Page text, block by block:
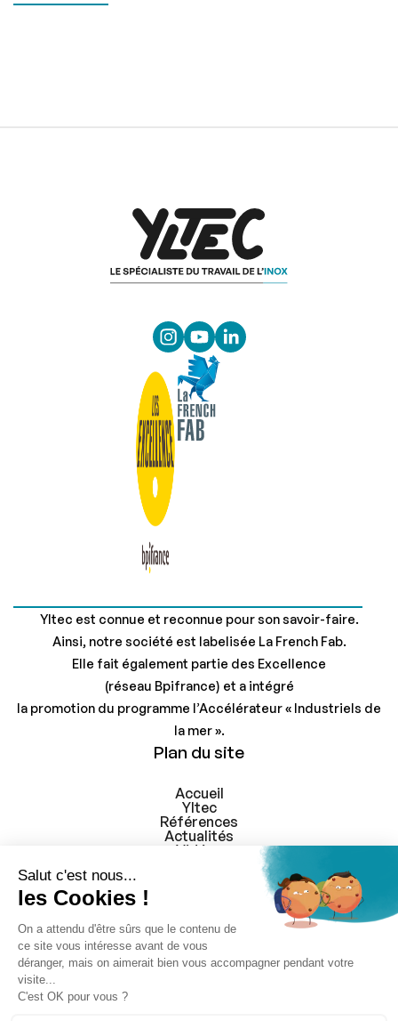
Yltec est connue et reconnue pour son savoir-faire.
Ainsi, notre société est labelisée La French Fab.
Elle fait également partie des Excellence
(réseau Bpifrance) et a intégré
la promotion du programme l’Accélérateur « Industriels de
la mer ».
Plan du site
Accueil
Yltec
Références
Actualités
Vidéos
contact@yltec.net
03 86 91 43 74
30 A route de chamvres,
89300 Joigny